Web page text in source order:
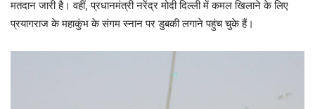
मतदान जारी है। वहीं, प्रधानमंत्री नरेंद्र मोदी दिल्ली में कमल खिलाने के लिए
प्रयागराज के महाकुंभ के संगम स्नान पर डुबकी लगाने पहुंच चुके हैं।